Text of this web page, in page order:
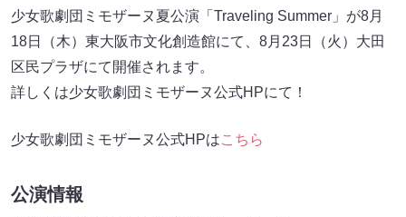
少女歌劇団ミモザーヌ夏公演「Traveling Summer」が8月
18日（木）東大阪市文化創造館にて、8月23日（火）大田
区民プラザにて開催されます。
詳しくは少女歌劇団ミモザーヌ公式HPにて！
少女歌劇団ミモザーヌ公式HPはこちら
公演情報